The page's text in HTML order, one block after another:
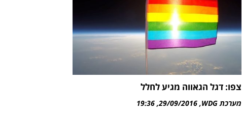
צפו: דגל הגאווה מגיע לחלל
מערכת WDG 29/09/2016
19:36